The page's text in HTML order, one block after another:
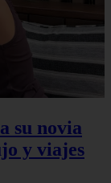
su novia
y viajes